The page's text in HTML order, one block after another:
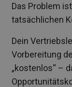
Das Problem
tatsächlichen
Dein
Vorbereitung
„kostenlos“ –